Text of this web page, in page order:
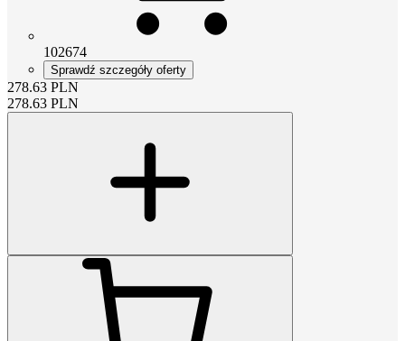
102674
Sprawdź szczegóły oferty
278.63 PLN
278.63 PLN